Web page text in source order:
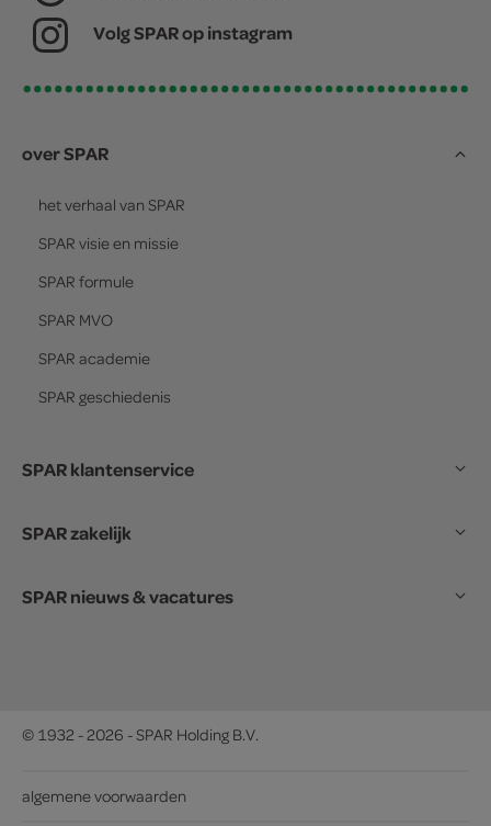
Volg SPAR op instagram
over SPAR
het verhaal van SPAR
SPAR visie en missie
SPAR formule
SPAR MVO
SPAR academie
SPAR geschiedenis
SPAR klantenservice
SPAR zakelijk
SPAR nieuws & vacatures
© 1932 - 2026 - SPAR Holding B.V.
algemene voorwaarden